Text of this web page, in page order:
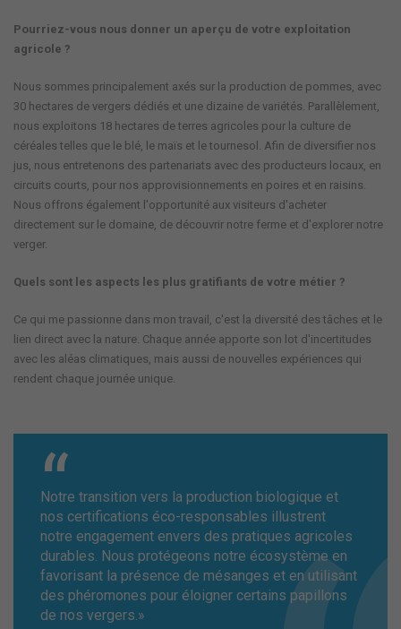
Pourriez-vous nous donner un aperçu de votre exploitation
agricole ?
Nous sommes principalement axés sur la production de pommes, avec
30 hectares de vergers dédiés et une dizaine de variétés. Parallèlement,
nous exploitons 18 hectares de terres agricoles pour la culture de
céréales telles que le blé, le maïs et le tournesol. Afin de diversifier nos
jus, nous entretenons des partenariats avec des producteurs locaux, en
circuits courts, pour nos approvisionnements en poires et en raisins.
Nous offrons également l'opportunité aux visiteurs d'acheter
directement sur le domaine, de découvrir notre ferme et d'explorer notre
verger.
Quels sont les aspects les plus gratifiants de votre métier ?
Ce qui me passionne dans mon travail, c'est la diversité des tâches et le
lien direct avec la nature. Chaque année apporte son lot d'incertitudes
avec les aléas climatiques, mais aussi de nouvelles expériences qui
rendent chaque journée unique.
Notre transition vers la production biologique et
nos certifications éco-responsables illustrent
notre engagement envers des pratiques agricoles
durables. Nous protégeons notre écosystème en
favorisant la présence de mésanges et en utilisant
des phéromones pour éloigner certains papillons
de nos vergers.»